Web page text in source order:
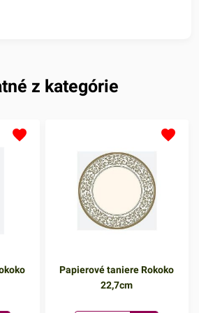
z kategórie
Papierové taniere Rokoko
22,7cm